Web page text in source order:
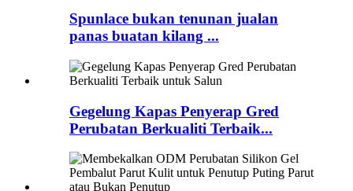
Spunlace bukan tenunan jualan
panas buatan kilang ...
Gegelung Kapas Penyerap Gred
Perubatan Berkualiti Terbaik...